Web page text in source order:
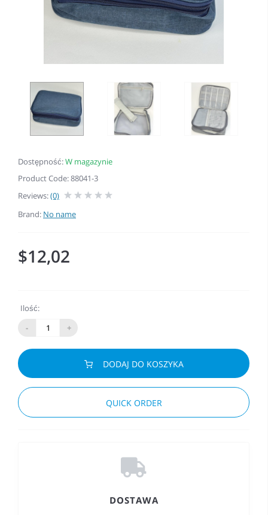
Dostępność:W magazynie
Product Code: 88041-3
Reviews:(0)
Brand: No name
$12,02
Ilość:
-
+
DODAJ DO KOSZYKA
QUICK ORDER
DOSTAWA